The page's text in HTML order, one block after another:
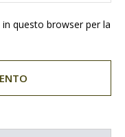
questo browser per la